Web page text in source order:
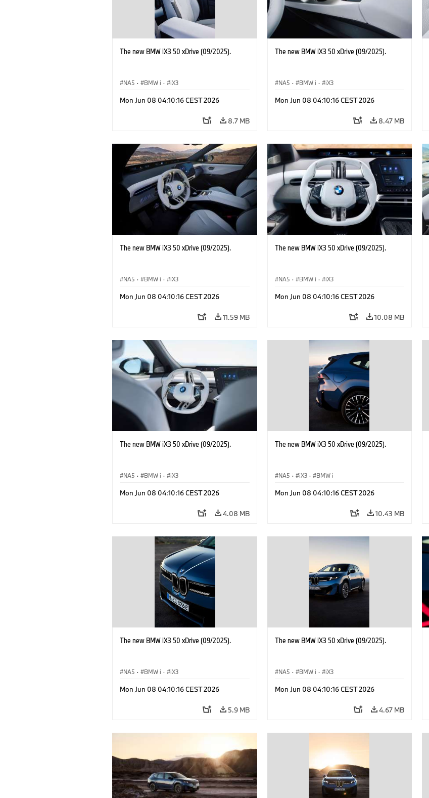
The new BMW iX3 50 xDrive (09/2025).
NA5 · BMW i · iX3
Mon Jun 08 04:10:16 CEST 2026
8.7 MB
The new BMW iX3 50 xDrive (09/2025).
NA5 · BMW i · iX3
Mon Jun 08 04:10:16 CEST 2026
8.47 MB
The new BMW iX3 50 xDrive (09/2025).
NA5 · BMW i · iX3
Mon Jun 08 04:10:16 CEST 2026
11.59 MB
The new BMW iX3 50 xDrive (09/2025).
NA5 · BMW i · iX3
Mon Jun 08 04:10:16 CEST 2026
10.08 MB
The new BMW iX3 50 xDrive (09/2025).
NA5 · BMW i · iX3
Mon Jun 08 04:10:16 CEST 2026
4.08 MB
The new BMW iX3 50 xDrive (09/2025).
NA5 · iX3 · BMW i
Mon Jun 08 04:10:16 CEST 2026
10.43 MB
The new BMW iX3 50 xDrive (09/2025).
NA5 · BMW i · iX3
Mon Jun 08 04:10:16 CEST 2026
5.9 MB
The new BMW iX3 50 xDrive (09/2025).
NA5 · BMW i · iX3
Mon Jun 08 04:10:16 CEST 2026
4.67 MB